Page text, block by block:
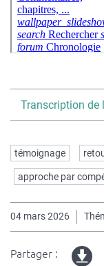
Titre
du
dépliable
Transcription de
Mots
clés
témoignage
approche par
04 mars 2026
Partager :